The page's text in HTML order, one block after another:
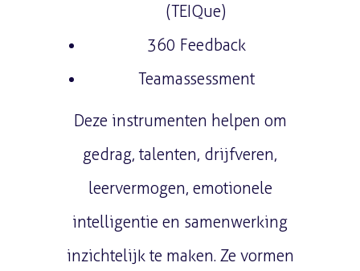
(TEIQue)
360 Feedback
Teamassessment
Deze instrumenten helpen om
gedrag, talenten, drijfveren,
leervermogen, emotionele
intelligentie en samenwerking
inzichtelijk te maken. Ze vormen